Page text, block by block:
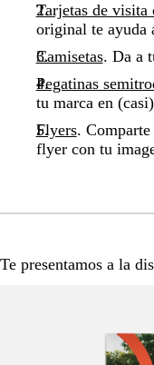
Tarjetas de visita
original te ayuda
Camisetas. Da a
Pegatinas
tu marca en
Flyers.
flyer con tu
Te presentamos a la